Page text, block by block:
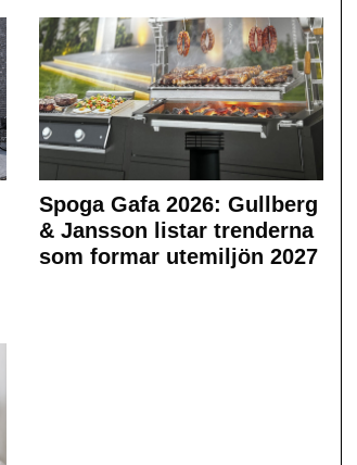
Spoga Gafa 2026: Gullberg
& Jansson listar trenderna
som formar utemiljön 2027